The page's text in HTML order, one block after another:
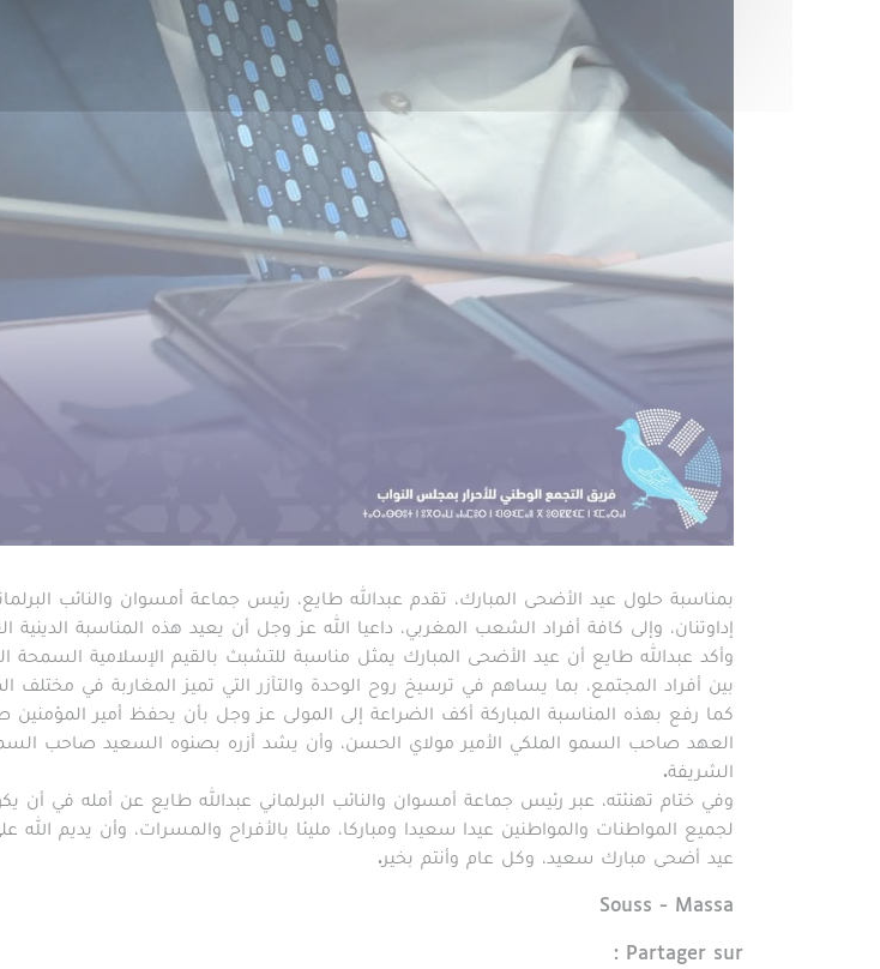
بمناسبة حلول عيد الأضحى المبارك، تقدم عبدالله طايع، رئيس جماعة أمسوان والنائب
إداوتنان، وإلى كافة أفراد الشعب المغربي، داعيا الله عز وجل أن يعيد هذه المناسبة الدينية
وأكد عبدالله طايع أن عيد الأضحى المبارك يمثل مناسبة للتشبث بالقيم الإسلامية السمحة
بين أفراد المجتمع، بما يساهم في ترسيخ روح الوحدة والتآزر التي تميز المغاربة في مختلف
كما رفع بهذه المناسبة المباركة أكف الضراعة إلى المولى عز وجل بأن يحفظ أمير
العهد صاحب السمو الملكي الأمير مولاي الحسن، وأن يشد أزره بصنوه السعيد صاحب السمو
الشريفة.
وفي ختام تهنئته، عبر رئيس جماعة أمسوان والنائب البرلماني عبدالله طايع عن أمله في أن
لجميع المواطنات والمواطنين عيدا سعيدا ومباركا، مليئا بالأفراح والمسرات، وأن يديم الله
عيد أضحى مبارك سعيد، وكل عام وأنتم بخير.
Région
Souss - Massa
Partager sur :